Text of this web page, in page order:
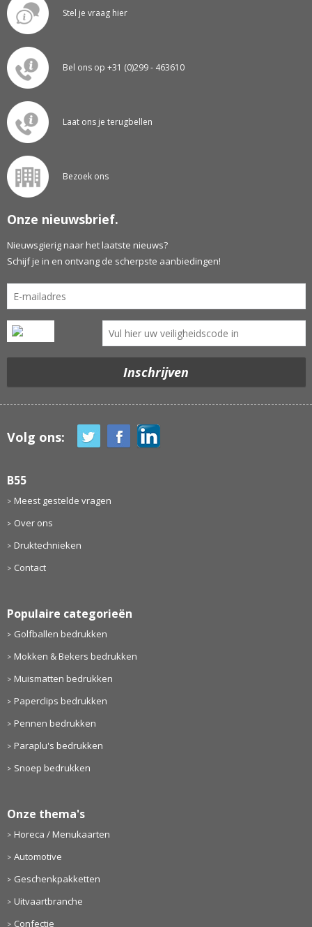
Stel je vraag hier
Bel ons op +31 (0)299 - 463610
Laat ons je terugbellen
Bezoek ons
Onze nieuwsbrief.
Nieuwsgierig naar het laatste nieuws?
Schijf je in en ontvang de scherpste aanbiedingen!
Volg ons:
B55
Meest gestelde vragen
Over ons
Druktechnieken
Contact
Populaire categorieën
Golfballen bedrukken
Mokken & Bekers bedrukken
Muismatten bedrukken
Paperclips bedrukken
Pennen bedrukken
Paraplu's bedrukken
Snoep bedrukken
Onze thema's
Horeca / Menukaarten
Automotive
Geschenkpakketten
Uitvaartbranche
Confectie